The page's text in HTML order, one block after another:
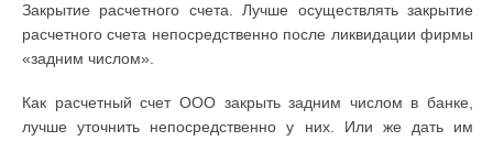
Закрытие расчетного счета. Лучше осуществлять закрытие
расчетного счета непосредственно после ликвидации фирмы
«задним числом».
Как расчетный счет ООО закрыть задним числом в банке,
лучше уточнить непосредственно у них. Или же дать им